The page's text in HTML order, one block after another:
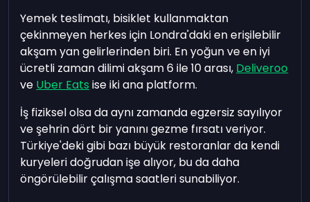
Yemek teslimatı, bisiklet kullanmaktan
çekinmeyen herkes için Londra'daki en erişilebilir
akşam yan gelirlerinden biri. En yoğun ve en iyi
ücretli zaman dilimi akşam 6 ile 10 arası, Deliveroo
ve Uber Eats ise iki ana platform.
İş fiziksel olsa da aynı zamanda egzersiz sayılıyor
ve şehrin dört bir yanını gezme fırsatı veriyor.
Türkiye'deki gibi bazı büyük restoranlar da kendi
kuryeleri doğrudan işe alıyor, bu da daha
öngörülebilir çalışma saatleri sunabiliyor.